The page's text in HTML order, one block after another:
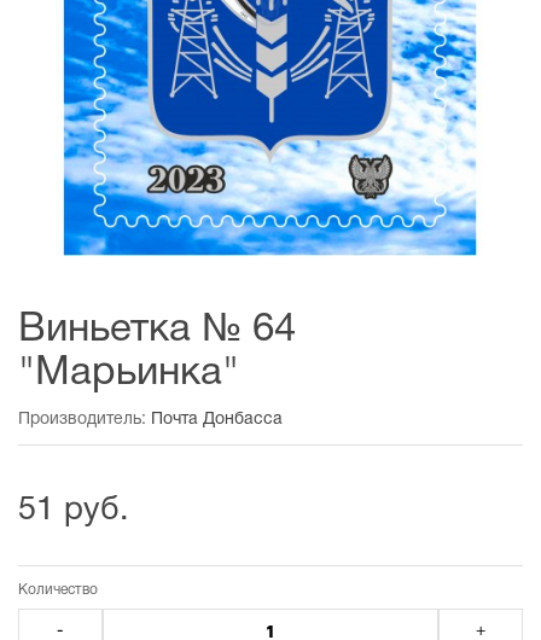
Виньетка № 64
"Марьинка"
Производитель: Почта Донбасса
51 руб.
Количество
- +